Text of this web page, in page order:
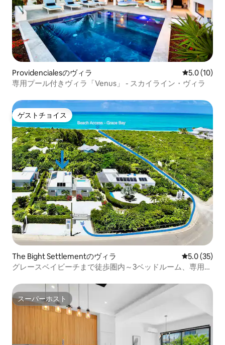
Providencialesのヴィラ レビュー10
5.0 (10)
専用プール付きヴィラ「Venus」 - スカイライン・ヴィラ
ゲストチョイス
ゲストチョイス
The Bight Settlementのヴィラ レビュー35
5.0 (35)
グレースベイビーチまで徒歩圏内～3ベッドルーム、専用バ
スーパーホスト
スーパーホスト